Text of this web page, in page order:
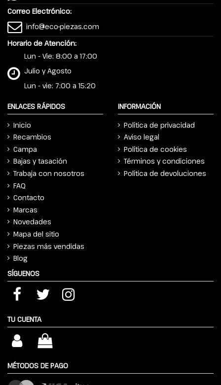
Correo Electrónico:
info@eco-piezas.com
Horario de Atención:
Lun - Vie: 8:00 a 17:00
Julio y Agosto
Lun - vie: 7:00 a 15:20
ENLACES RÁPIDOS
Inicio
Recambios
Campa
Bajas y tasación
Trabaja con nosotros
FAQ
Contacto
Marcas
Novedades
Mapa del sitio
Piezas más vendidas
Blog
INFORMACIÓN
Política de privacidad
Aviso legal
Política de cookies
Términos y condiciones
Política de devoluciones
SÍGUENOS
TU CUENTA
MÉTODOS DE PAGO